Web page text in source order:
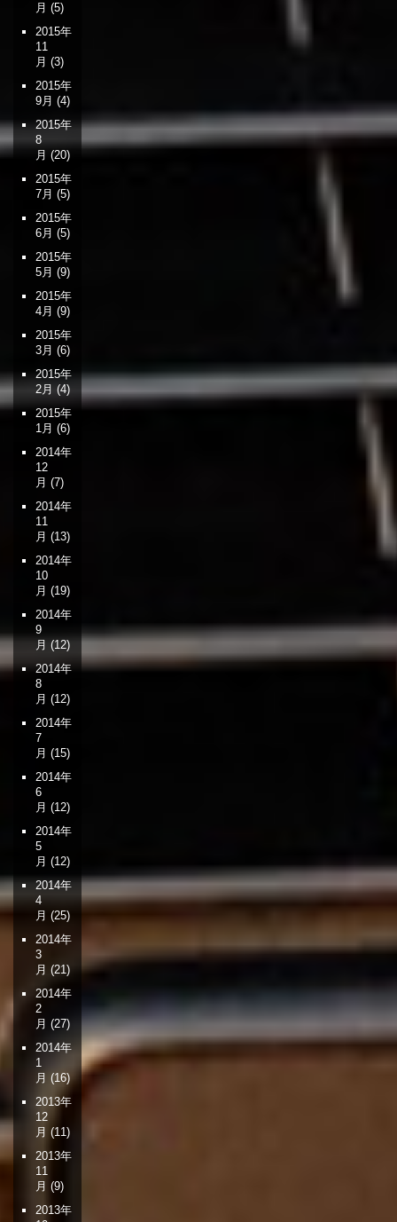
月 (5)
2015年
11
月 (3)
2015年
9月 (4)
2015年
8
月 (20)
2015年
7月 (5)
2015年
6月 (5)
2015年
5月 (9)
2015年
4月 (9)
2015年
3月 (6)
2015年
2月 (4)
2015年
1月 (6)
2014年
12
月 (7)
2014年
11
月 (13)
2014年
10
月 (19)
2014年
9
月 (12)
2014年
8
月 (12)
2014年
7
月 (15)
2014年
6
月 (12)
2014年
5
月 (12)
2014年
4
月 (25)
2014年
3
月 (21)
2014年
2
月 (27)
2014年
1
月 (16)
2013年
12
月 (11)
2013年
11
月 (9)
2013年